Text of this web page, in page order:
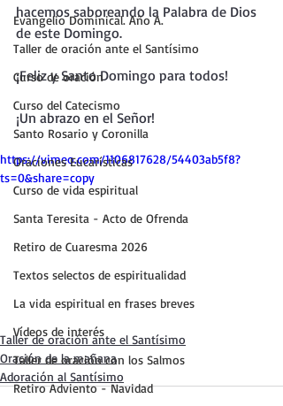
Evangelio Dominical. Año A.
Taller de oración ante el Santísimo
Curso de oración
Curso del Catecismo
Santo Rosario y Coronilla
Oraciones Eucarísticas
Curso de vida espiritual
Santa Teresita - Acto de Ofrenda
Retiro de Cuaresma 2026
Textos selectos de espiritualidad
La vida espiritual en frases breves
Vídeos de interés
Taller de oración con los Salmos
Retiro Adviento - Navidad
hacemos saboreando la Palabra de Dios
de este Domingo.
¡Feliz y Santo Domingo para todos!
¡Un abrazo en el Señor!
https://vimeo.com/1106817628/54403ab5f8?
ts=0&share=copy
Taller de oración ante el Santísimo
Oración de la mañana
Adoración al Santísimo